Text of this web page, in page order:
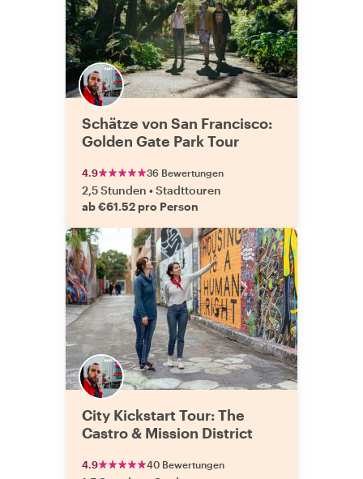
Schätze von San Francisco:
Golden Gate Park Tour
4.9 36 Bewertungen
2,5 Stunden •Stadttouren
ab €61.52 pro Person
City Kickstart Tour: The
Castro & Mission District
4.9 40 Bewertungen